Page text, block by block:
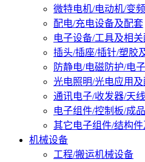
微特电机/电动机/变
配电/充电设备及配套
电子设备/工具及相
插头/插座/插针/塑胶
防静电/电磁防护/电
光电照明/光电应用
通讯电子/收发器/天
电子组件/控制板/成
其它电子组件/结构
机械设备
工程/搬运机械设备